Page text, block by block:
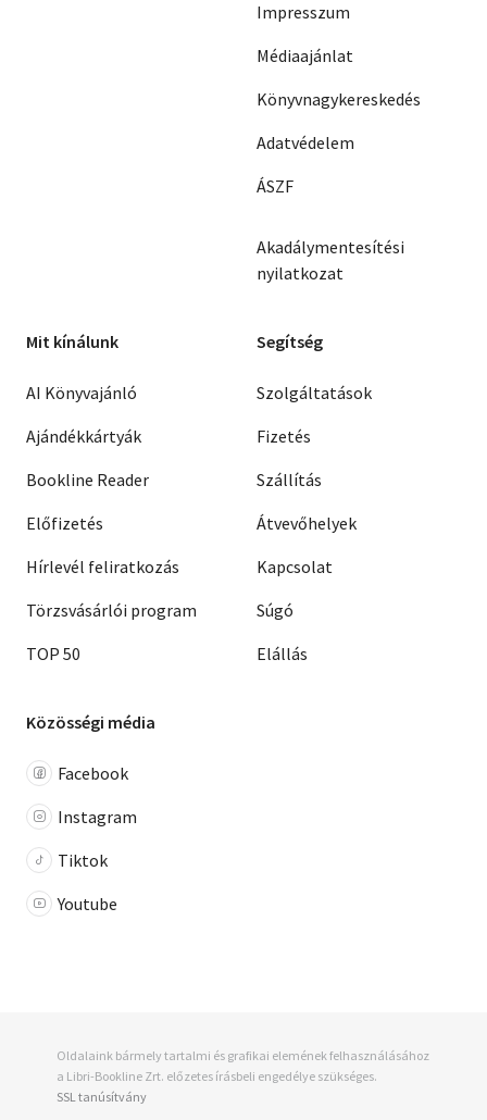
Impresszum
Médiaajánlat
Könyvnagykereskedés
Adatvédelem
ÁSZF
Akadálymentesítési
nyilatkozat
Mit kínálunk
AI Könyvajánló
Ajándékkártyák
Bookline Reader
Előfizetés
Hírlevél feliratkozás
Törzsvásárlói program
TOP 50
Segítség
Szolgáltatások
Fizetés
Szállítás
Átvevőhelyek
Kapcsolat
Súgó
Elállás
Közösségi média
Facebook
Instagram
Tiktok
Youtube
Oldalaink bármely tartalmi és grafikai elemének felhasználásához
a Libri-Bookline Zrt. előzetes írásbeli engedélye szükséges.
SSL tanúsítvány